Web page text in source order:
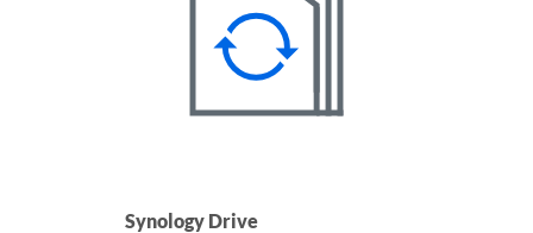
Synology Drive